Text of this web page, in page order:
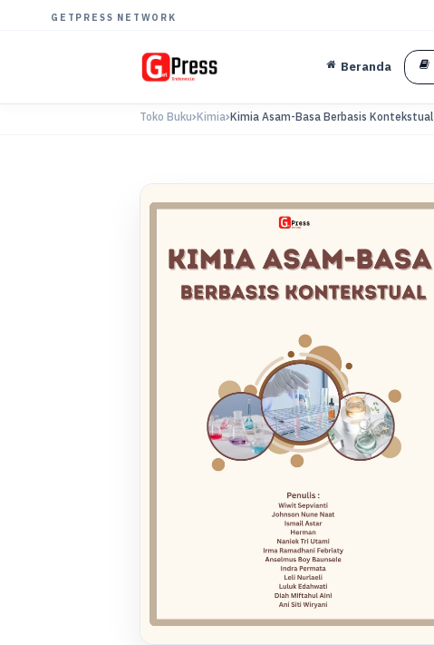
GETPRESS NETWORK
Beranda
Toko Buku Kimia Kimia Asam-Basa Berbasis Kontekstual